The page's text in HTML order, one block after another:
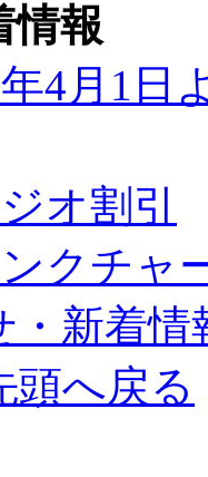
情報
4月1日
オ割引
ンクチャ
・新着情
頭へ戻る